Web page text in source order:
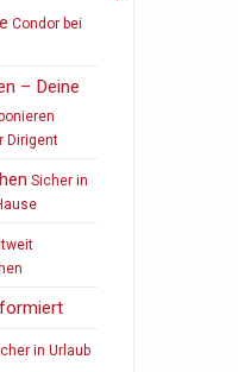
Condor bei
– Deine
Dirigent
Sicher in
in Urlaub